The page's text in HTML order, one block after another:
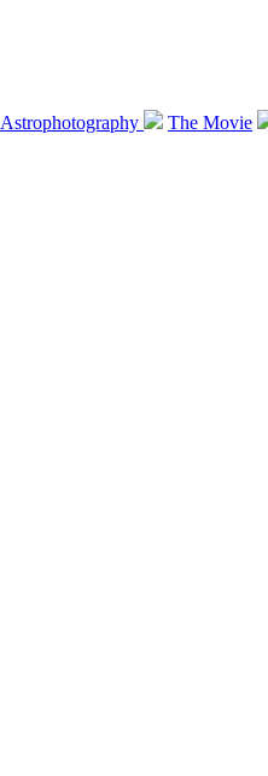
Astrophotography The Movie